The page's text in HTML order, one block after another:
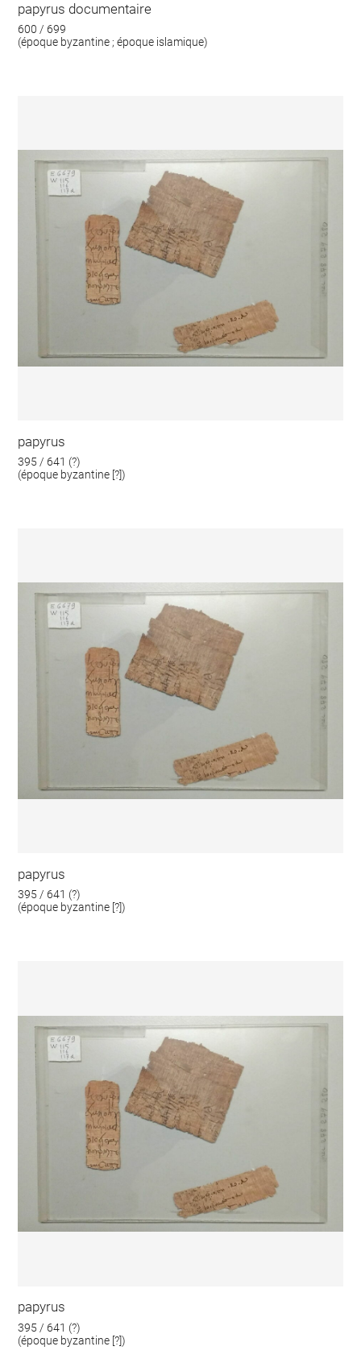
papyrus documentaire
600 / 699
(époque byzantine ; époque islamique)
papyrus
395 / 641 (?)
(époque byzantine [?])
papyrus
395 / 641 (?)
(époque byzantine [?])
papyrus
395 / 641 (?)
(époque byzantine [?])